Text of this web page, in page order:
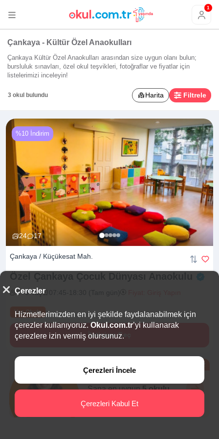
1
Çankaya - Kültür Özel Anaokulları
Çankaya Kültür Özel Anaokulları arasından size uygun olanı bulun;
bursluluk sınavları, özel okul teşvikleri, fotoğraflar ve fiyatlar için
listelerimizi inceleyin!
3 okul bulundu Harita Filtrele
24 17
%10 İndirim
Çankaya / Küçükesat Mah.
2 -6 Yaş
Yaz Okulu
İletişime Geç
Sana en uygun5 okulu
hemen bulalım.
Çerezler
Hizmetlerimizden en iyi şekilde faydalanabilmek için
çerezler kullanıyoruz. Okul.com.tr’yi kullanarak
çerezlere izin vermiş olursunuz.
Çerezleri İncele
Çerezleri Kabul Et